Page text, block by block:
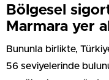
Bölgesel
Marmara yer
Bununla birlikte,
56 seviyelerinde